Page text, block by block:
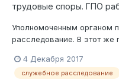
трудовые споры. ГПО
Уполномоченным органом
расследование. В этот же
расследование до
4 Декабря 2017
служебное расследование